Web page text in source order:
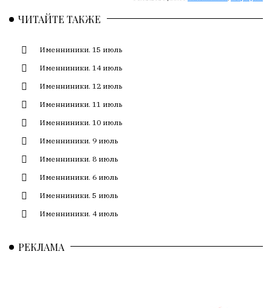
мыслящих.
обновляется
трудом,
но
Редакция
лезет
авторские
кромсает
ЧИТАЙТЕ ТАКЖЕ
Именниники. 15 июль
Именниники. 14 июль
Именниники. 12 июль
Именниники. 11 июль
Именниники. 10 июль
Именниники. 9 июль
Именниники. 8 июль
Именниники. 6 июль
Именниники. 5 июль
Именниники. 4 июль
РЕКЛАМА